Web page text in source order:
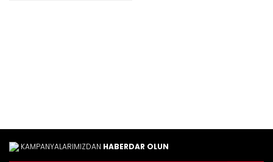
KAMPANYALARIMIZDAN HABERDAR OLUN